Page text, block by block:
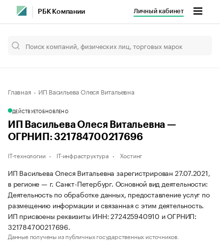
РБК Компании Личный кабинет
Главная ИП Васильева Олеся Витальевна
ДЕЙСТВУЕТОБНОВЛЕНО
ИП Васильева Олеся Витальевна —
ОГРНИП: 321784700217696
IT-технологии IT-инфраструктура Хостинг
ИП Васильева Олеся Витальевна зарегистрирован 27.07.2021,
в регионе — г. Санкт-Петербург. Основной вид деятельности:
Деятельность по обработке данных, предоставление услуг по
размещению информации и связанная с этим деятельность.
ИП присвоены реквизиты ИНН: 272425940910 и ОГРНИП:
321784700217696.
Данные получены из публичных государственных источников.